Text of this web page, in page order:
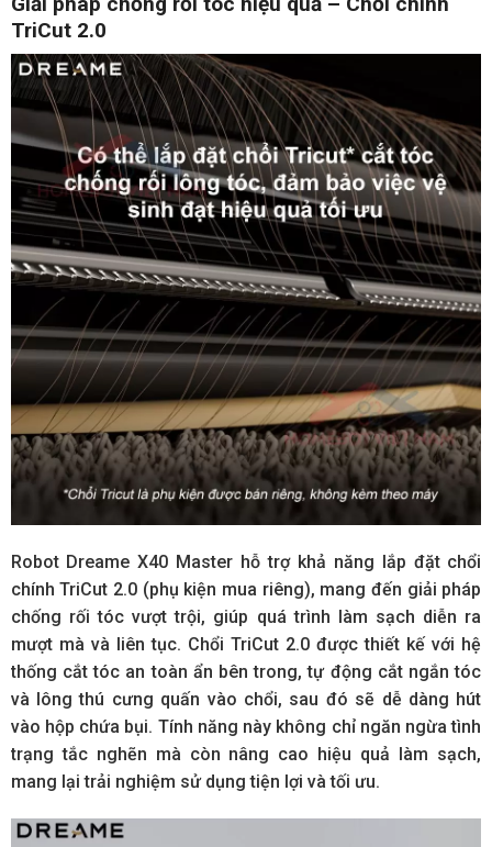
TriCut 2.0
Robot Dreame X40 Master hỗ trợ khả năng lắp đặt chổi
chính TriCut 2.0 (phụ kiện mua riêng), mang đến giải pháp
chống rối tóc vượt trội, giúp quá trình làm sạch diễn ra
mượt mà và liên tục. Chổi TriCut 2.0 được thiết kế với hệ
thống cắt tóc an toàn ẩn bên trong, tự động cắt ngắn tóc
và lông thú cưng quấn vào chổi, sau đó sẽ dễ dàng hút
vào hộp chứa bụi. Tính năng này không chỉ ngăn ngừa tình
trạng tắc nghẽn mà còn nâng cao hiệu quả làm sạch,
mang lại trải nghiệm sử dụng tiện lợi và tối ưu.